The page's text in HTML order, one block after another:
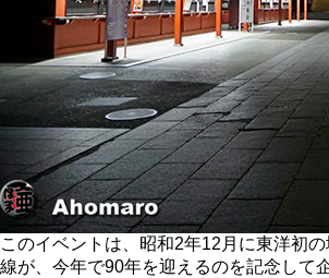
のイベントは、昭和2年12月に東洋初
が、今年で90年を迎えるのを記念して